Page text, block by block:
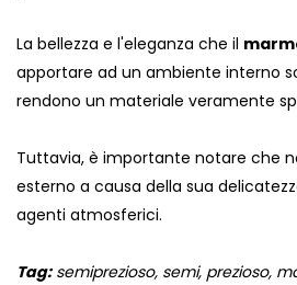
La bellezza e l'eleganza che il
apportare ad un ambiente interno
rendono un materiale veramente
Tuttavia, è importante notare che
esterno a causa della sua
agenti atmosferici.
Tag:semiprezioso, semi, prezioso,